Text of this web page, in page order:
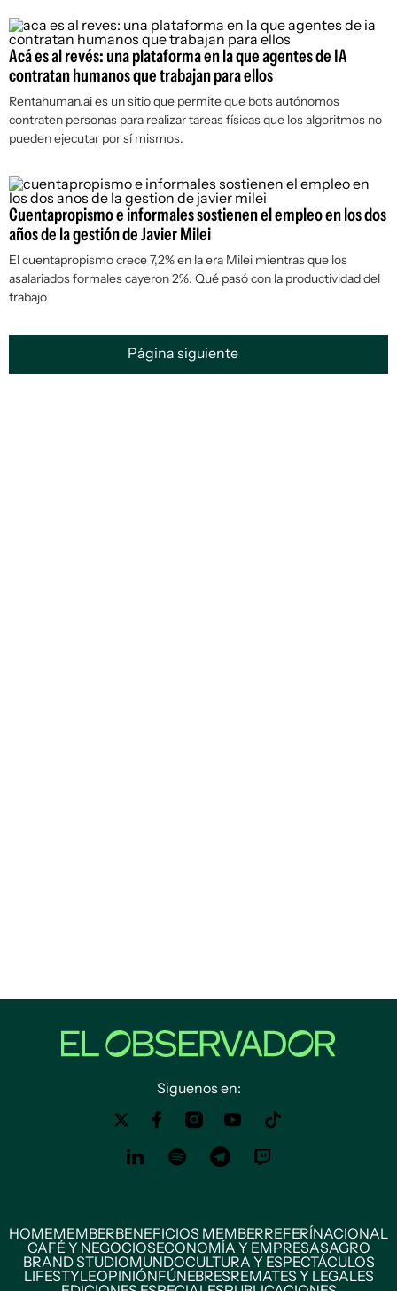
Acá es al revés: una plataforma en la que agentes de IA
contratan humanos que trabajan para ellos
Rentahuman.ai es un sitio que permite que bots autónomos
contraten personas para realizar tareas físicas que los algoritmos no
pueden ejecutar por sí mismos.
Cuentapropismo e informales sostienen el empleo en los dos
años de la gestión de Javier Milei
El cuentapropismo crece 7,2% en la era Milei mientras que los
asalariados formales cayeron 2%. Qué pasó con la productividad del
trabajo
Página siguiente
Siguenos en:
HOMEMEMBERBENEFICIOS MEMBERREFERÍNACIONAL
CAFÉ Y NEGOCIOSECONOMÍA Y EMPRESASAGRO
BRAND STUDIOMUNDOCULTURA Y ESPECTÁCULOS
LIFESTYLEOPINIÓNFÚNEBRESREMATES Y LEGALES